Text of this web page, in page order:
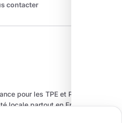
contacter
pour les TPE et PME. Nous
locale partout en France.